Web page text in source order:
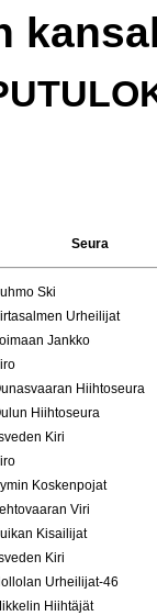
Seura
Ski
Urheilijat
Jankko
Hiihtoseura
Hiihtoseura
Kiri
Koskenpojat
Viri
Kisailijat
Kiri
Urheilijat-46
Hiihtäjät